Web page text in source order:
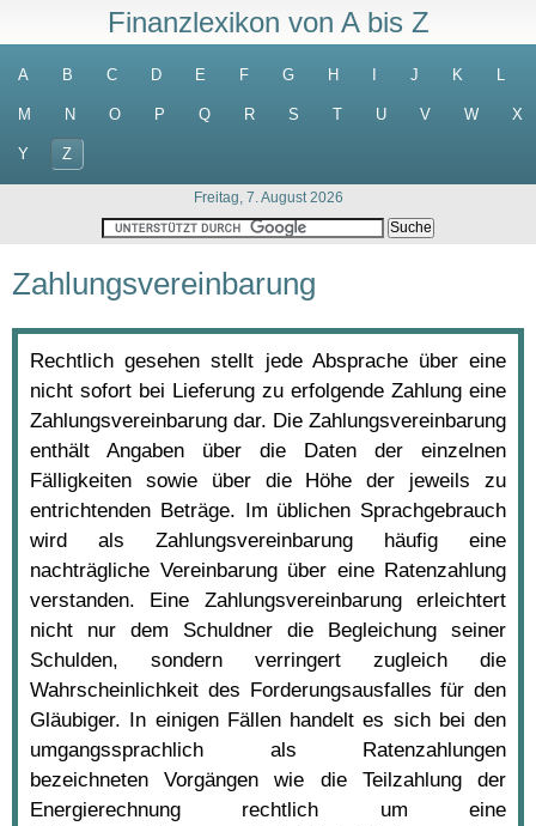
Finanzlexikon von A bis Z
A B C D E F G H J K L
M N O P Q R S T U V W X
Y Z
Freitag, 7. August 2026
Zahlungsvereinbarung
Rechtlich gesehen stellt jede Absprache über eine
nicht sofort bei Lieferung zu erfolgende Zahlung eine
Zahlungsvereinbarung dar. Die Zahlungsvereinbarung
enthält Angaben über die Daten der einzelnen
Fälligkeiten sowie über die Höhe der jeweils zu
entrichtenden Beträge. Im üblichen Sprachgebrauch
wird als Zahlungsvereinbarung häufig eine
nachträgliche Vereinbarung über eine Ratenzahlung
verstanden. Eine Zahlungsvereinbarung erleichtert
nicht nur dem Schuldner die Begleichung seiner
Schulden, sondern verringert zugleich die
Wahrscheinlichkeit des Forderungsausfalles für den
Gläubiger. In einigen Fällen handelt es sich bei den
umgangssprachlich als Ratenzahlungen
bezeichneten Vorgängen wie die Teilzahlung der
Energierechnung rechtlich um eine